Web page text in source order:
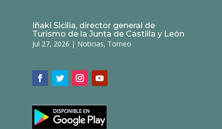
Iñaki Sicilia, director general de
Turismo de la Junta de Castilla y León
Jul 27, 2026 | Noticias, Torneo